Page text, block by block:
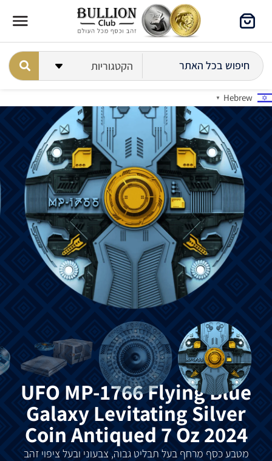
Hebrew
▼
UFO MP-1766 Flying Blue
Galaxy Levitating Silver
Coin Antiqued 7 Oz 2024
מטבעכסף מרחף בעל תבליט גבוה, צבעוני ובעל ציפוי זהב